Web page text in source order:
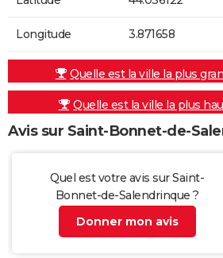
Longitude 3.871658
Quelle est la ville la plus
Quelle est la ville la plus
Avis sur Saint-Bonnet-de-
Quel est votre avis sur Saint-
Bonnet-de-Salendrinque ?
Donner mon avis